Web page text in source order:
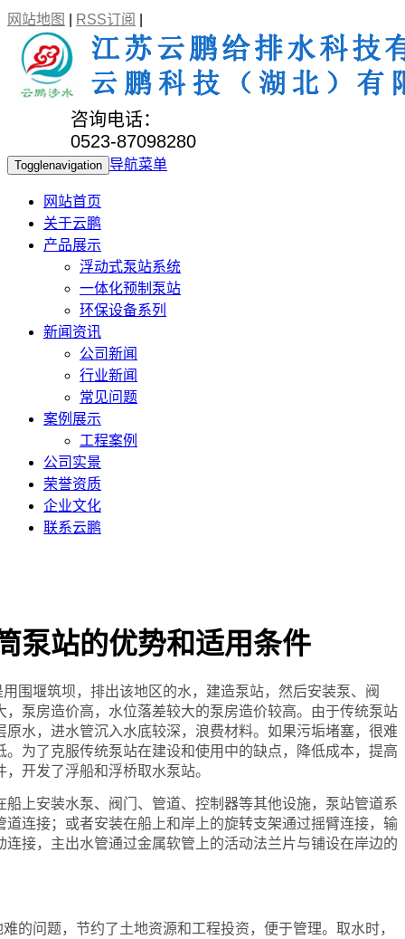
网站地图 RSS订阅
咨询电话：
0523-87098280
Togglenavigation 导航菜单
网站首页
关于云鹏
产品展示
浮动式泵站系统
一体化预制泵站
环保设备系列
新闻资讯
公司新闻
行业新闻
常见问题
案例展示
工程案例
公司实景
荣誉资质
企业文化
联系云鹏
泵站的优势和适用条件
围堰筑坝，排出该地区的水，建造泵站，然后安装泵、阀
泵房造价高，水位落差较大的泵房造价较高。由于传统泵站
水，进水管沉入水底较深，浪费材料。如果污垢堵塞，很难
为了克服传统泵站在建设和使用中的缺点，降低成本，提高
开发了浮船和浮桥取水泵站。
上安装水泵、阀门、管道、控制器等其他设施，泵站管道系
连接；或者安装在船上和岸上的旋转支架通过摇臂连接，输
接，主出水管通过金属软管上的活动法兰片与铺设在岸边的
的问题，节约了土地资源和工程投资，便于管理。取水时，